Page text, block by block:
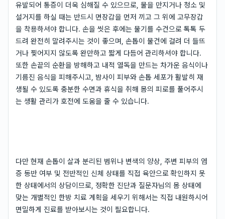
유발되어 통증이 더욱 심해질 수 있으므로, 물을 만지거나 청소 및
설거지를 하실 때는 반드시 면장갑을 먼저 끼고 그 위에 고무장갑
을 착용하셔야 합니다. 손을 씻은 후에는 물기를 수건으로 톡톡 두
드려 완전히 말려주시는 것이 좋으며, 손톱이 물건에 걸려 더 들뜨
거나 찢어지지 않도록 완만하고 짧게 다듬어 관리하셔야 합니다.
또한 손끝의 순환을 방해하고 내적 열독을 만드는 차가운 음식이나
기름진 음식을 피해주시고, 밤사이 피부와 손톱 세포가 활발히 재
생될 수 있도록 충분한 수면과 휴식을 취해 몸의 피로를 풀어주시
는 생활 관리가 호전에 도움을 줄 수 있습니다.
다만 현재 손톱이 살과 분리된 범위나 변색의 양상, 주변 피부의 염
증 동반 여부 및 전반적인 신체 상태를 직접 육안으로 확인하지 못
한 상태에서의 상담이므로, 정확한 진단과 질문자님의 몸 상태에
맞는 개별적인 한방 치료 계획을 세우기 위해서는 직접 내원하시어
면밀하게 진료를 받아보시는 것이 필요합니다.